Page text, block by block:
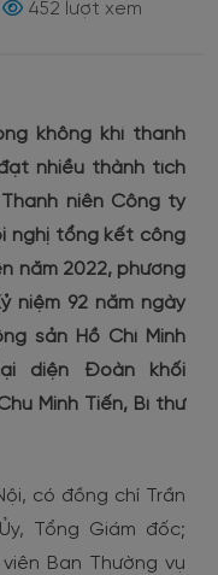
452 lượt xem
không khí thanh
nhiều thành tích
niên Công ty
nghị tổng kết công
năm 2022, phương
niệm 92 năm ngày
sản Hồ Chí Minh
diện Đoàn khối
Minh Tiến, Bí thư
có đồng chí Trần
Tổng Giám đốc;
Ban Thường vụ